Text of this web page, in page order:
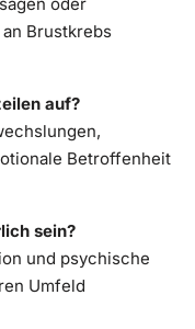
Brustkrebs
auf?
Betroffenheit
sein?
und psychische
Umfeld